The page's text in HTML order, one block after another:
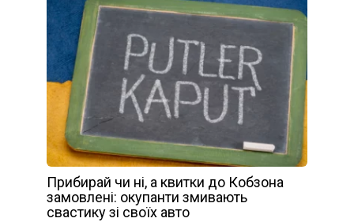
Прибирай чи ні, а квитки до Кобзона
замовлені: окупанти змивають
свастику зі своїх авто